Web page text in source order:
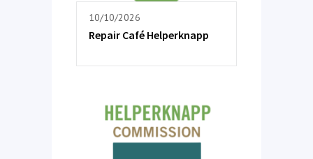
10/10/2026
Repair Café Helperknapp